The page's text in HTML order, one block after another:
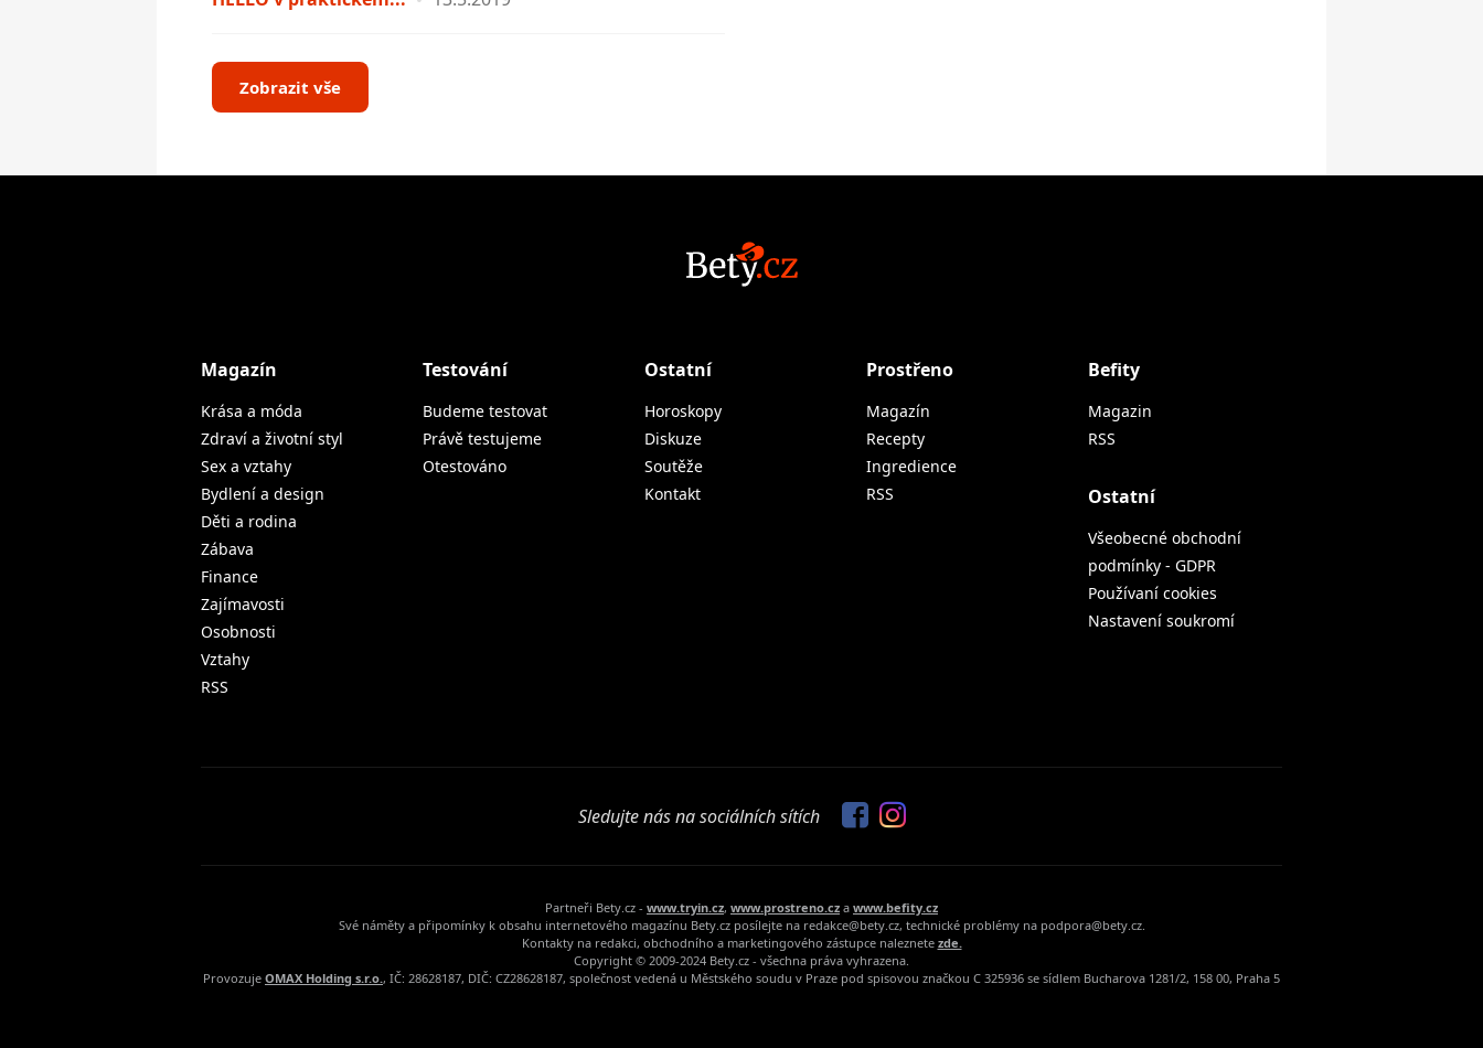
Zobrazit vše
Magazín
Krása a móda
Zdraví a životní styl
Sex a vztahy
Bydlení a design
Děti a rodina
Zábava
Finance
Zajímavosti
Osobnosti
Vztahy
RSS
Testování
Budeme testovat
Právě testujeme
Otestováno
Ostatní
Horoskopy
Diskuze
Soutěže
Kontakt
Prostřeno
Magazín
Recepty
Ingredience
RSS
Befity
Magazin
RSS
Ostatní
Všeobecné obchodní
podmínky - GDPR
Používaní cookies
Nastavení soukromí
Sledujte nás na sociálních sítích
Partneři Bety.cz - www.tryin.cz, www.prostreno.cz a www.befity.cz
Své náměty a připomínky k obsahu internetového magazínu Bety.cz posílejte na redakce@bety.cz, technické problémy na podpora@bety.cz.
Kontakty na redakci, obchodního a marketingového zástupce naleznete zde.
Copyright © 2009-2024 Bety.cz - všechna práva vyhrazena.
Provozuje OMAX Holding s.r.o., IČ: 28628187, DIČ: CZ28628187, společnost vedená u Městského soudu v Praze pod spisovou značkou C 325936 se sídlem Bucharova 1281/2, 158 00, Praha 5